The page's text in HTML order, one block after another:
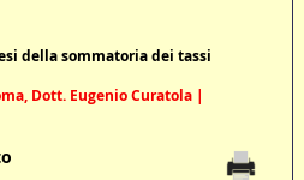
della sommatoria dei tassi
Dott. Eugenio Curatola |